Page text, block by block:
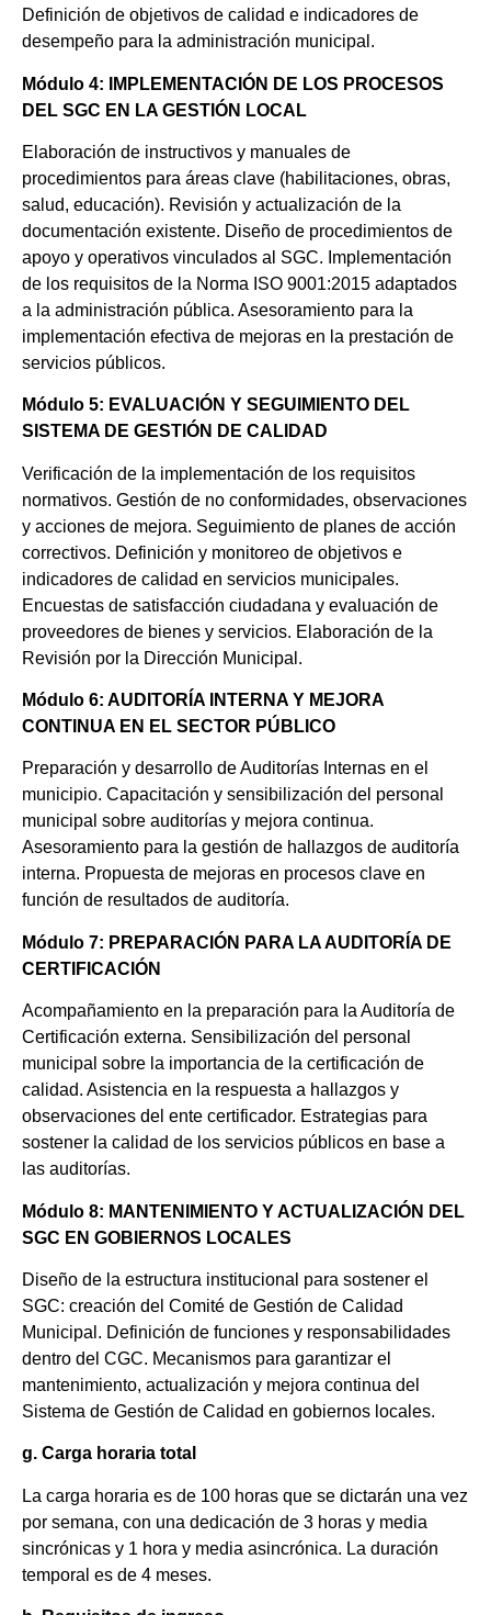
Definición de objetivos de calidad e indicadores de
desempeño para la administración municipal.
Módulo 4: IMPLEMENTACIÓN DE LOS PROCESOS
DEL SGC EN LA GESTIÓN LOCAL
Elaboración de instructivos y manuales de
procedimientos para áreas clave (habilitaciones, obras,
salud, educación). Revisión y actualización de la
documentación existente. Diseño de procedimientos de
apoyo y operativos vinculados al SGC. Implementación
de los requisitos de la Norma ISO 9001:2015 adaptados
a la administración pública. Asesoramiento para la
implementación efectiva de mejoras en la prestación de
servicios públicos.
Módulo 5: EVALUACIÓN Y SEGUIMIENTO DEL
SISTEMA DE GESTIÓN DE CALIDAD
Verificación de la implementación de los requisitos
normativos. Gestión de no conformidades, observaciones
y acciones de mejora. Seguimiento de planes de acción
correctivos. Definición y monitoreo de objetivos e
indicadores de calidad en servicios municipales.
Encuestas de satisfacción ciudadana y evaluación de
proveedores de bienes y servicios. Elaboración de la
Revisión por la Dirección Municipal.
Módulo 6: AUDITORÍA INTERNA Y MEJORA
CONTINUA EN EL SECTOR PÚBLICO
Preparación y desarrollo de Auditorías Internas en el
municipio. Capacitación y sensibilización del personal
municipal sobre auditorías y mejora continua.
Asesoramiento para la gestión de hallazgos de auditoría
interna. Propuesta de mejoras en procesos clave en
función de resultados de auditoría.
Módulo 7: PREPARACIÓN PARA LA AUDITORÍA DE
CERTIFICACIÓN
Acompañamiento en la preparación para la Auditoría de
Certificación externa. Sensibilización del personal
municipal sobre la importancia de la certificación de
calidad. Asistencia en la respuesta a hallazgos y
observaciones del ente certificador. Estrategias para
sostener la calidad de los servicios públicos en base a
las auditorías.
Módulo 8: MANTENIMIENTO Y ACTUALIZACIÓN DEL
SGC EN GOBIERNOS LOCALES
Diseño de la estructura institucional para sostener el
SGC: creación del Comité de Gestión de Calidad
Municipal. Definición de funciones y responsabilidades
dentro del CGC. Mecanismos para garantizar el
mantenimiento, actualización y mejora continua del
Sistema de Gestión de Calidad en gobiernos locales.
g. Carga horaria total
La carga horaria es de 100 horas que se dictarán una vez
por semana, con una dedicación de 3 horas y media
sincrónicas y 1 hora y media asincrónica. La duración
temporal es de 4 meses.